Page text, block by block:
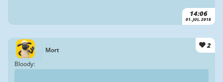
14:06
01. JUL. 2018
Mort
2
Bloody: